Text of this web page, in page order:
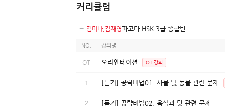
커리큘럼
− 김미나,김재영파고다 HSK 3급 종합반
NO. 강의명
OT 오리엔테이션 OT 강의
1 [듣기] 공략비법01. 사물 및 동물 관련 문제
2 [듣기] 공략비법02. 음식과 맛 관련 문제